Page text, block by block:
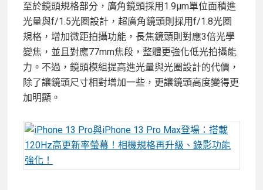
至於鏡頭規格部分，廣角鏡頭採用1.9µm單位面積進
光量與f/1.5光圈設計，超廣角鏡頭則採用f/1.8光圈
規格，增加微距拍攝功能，長焦鏡頭則對應3倍光學
變焦，並且對應77mm焦段，整體更強化低光拍攝能
力。不過，鏡頭模組提高進光量與光圈設計的代價，
除了讓鏡頭尺寸相對增加一些，更讓鏡頭高度變得更
加明顯。